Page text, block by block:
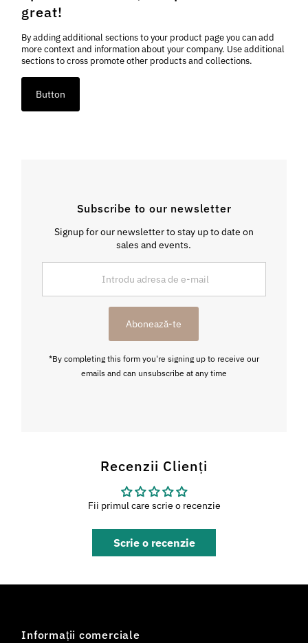
great!
By adding additional sections to your product page you can add
more context and information about your company. Use additional
sections to cross promote other products and collections.
Button
Subscribe to our newsletter
Signup for our newsletter to stay up to date on
sales and events.
de
Abonează-te
*By completing this form you're signing up to receive our
emails and can unsubscribe at any time
Recenzii Clienți
Fii primul care scrie o recenzie
Scrie o recenzie
Informații comerciale